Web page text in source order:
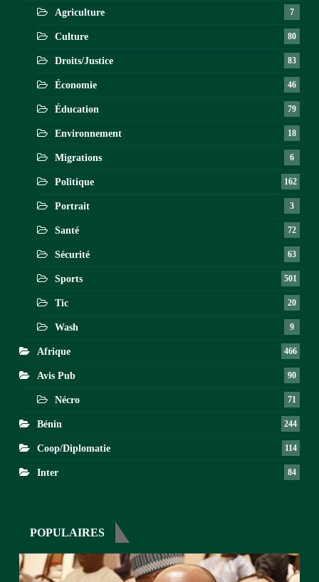
Agriculture 7
Culture 80
Droits/Justice 83
Économie 46
Éducation 79
Environnement 18
Migrations 6
Politique 162
Portrait 3
Santé 72
Sécurité 63
Sports 501
Tic 20
Wash 9
Afrique 466
Avis Pub 90
Nécro 71
Bénin 244
Coop/Diplomatie 114
Inter 84
POPULAIRES